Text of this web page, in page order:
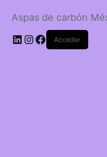
Aspas de carbón
LinkedIn
Instagram
Facebook
Acceder